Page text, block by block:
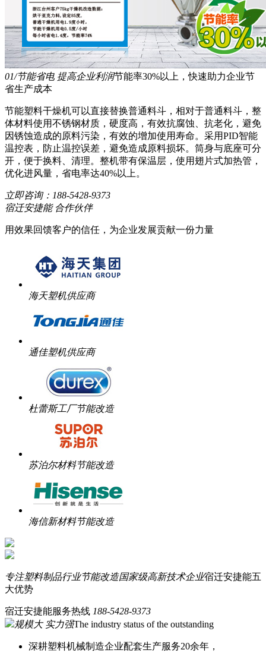
01/节能省电 提高企业利润节能率30%以上，快速助力企业节
省生产成本
节能塑料干燥机可以直接替换普通料斗，相对于普通料斗，整
体材料使用不锈钢材质，硬度高，有效抗腐蚀、抗老化，避免
因锈蚀造成的原料污染，有效的增加使用寿命。采用PID智能
温控表，防止温控误差，避免造成原料损坏。筒身与底座可分
开，便于换料、清理。整机带有保温层，使用翅片式加热管，
优化进风量，省电率达40%以上。
立即咨询： 188-5428-9373
宿迁安捷能 合作伙伴
用效果回馈客户的信任，为企业发展贡献一份力量
海天塑机供应商
通佳塑机供应商
杜蕾斯工厂节能改造
苏泊尔材料节能改造
海信新材料节能改造
专注塑料制品行业节能改造国家级高新技术企业宿迁安捷能五
大优势
宿迁安捷能服务热线 188-5428-9373
规模大 实力强The industry status of the outstanding
深耕塑料机械制造企业配套生产服务20余年，